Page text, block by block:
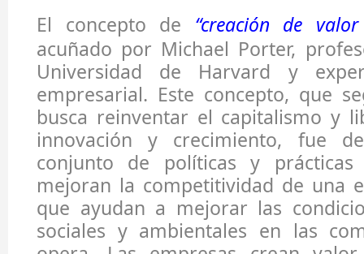
El concepto de “creación de
acuñado por Michael Porter,
Universidad de Harvard y
empresarial. Este concepto, que
busca reinventar el capitalismo y
innovación y crecimiento, fue
conjunto de políticas y
mejoran la competitividad de una
que ayudan a mejorar las
sociales y ambientales en las